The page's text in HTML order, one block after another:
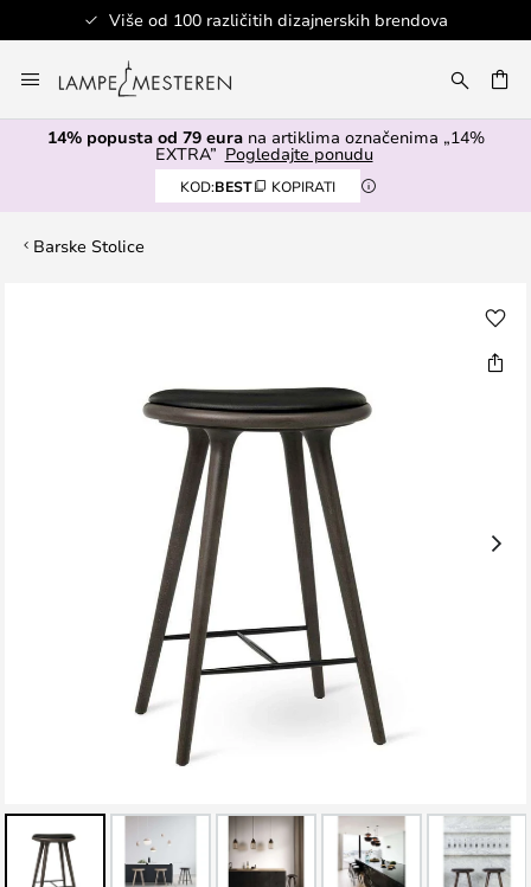
Više od 100 različitih dizajnerskih brendova
to
Content
14% popusta od 79 eurana artiklima označenima „14%
EXTRA” Pogledajte ponudu
KOD:BEST KOPIRATI
Barske Stolice